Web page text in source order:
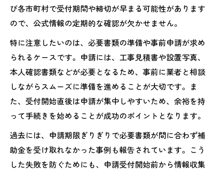
び各市町村で受付期間や締切が早まる可能性があります
ので、公式情報の定期的な確認が欠かせません。
特に注意したいのは、必要書類の準備や事前申請が求め
られるケースです。申請には、工事見積書や設置写真、
本人確認書類などが必要となるため、事前に業者と相談
しながらスムーズに準備を進めることが大切です。ま
た、受付開始直後は申請が集中しやすいため、余裕を持
って手続きを始めることが成功のポイントとなります。
過去には、申請期限ぎりぎりで必要書類が間に合わず補
助金を受け取れなかった事例も報告されています。こう
した失敗を防ぐためにも、申請受付開始前から情報収集